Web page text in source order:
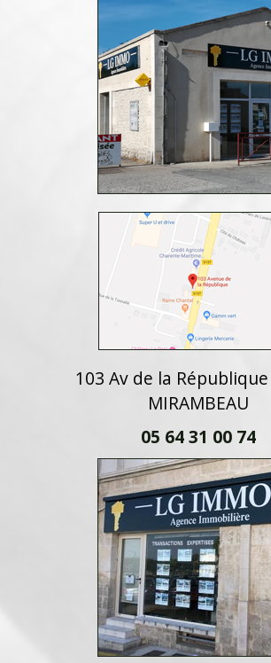
103 Av de la
MIRAMBEAU
05 64 31 00 74